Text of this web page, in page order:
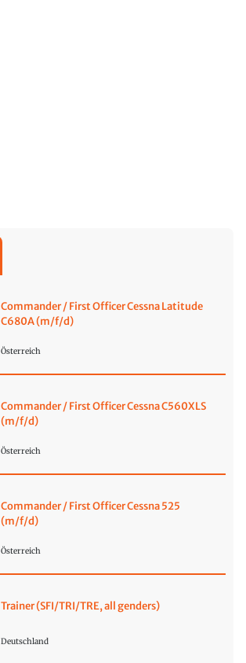
Commander / First Officer Cessna Latitude
C680A (m/f/d)
Österreich
Commander / First Officer Cessna C560XLS
(m/f/d)
Österreich
Commander / First Officer Cessna 525
(m/f/d)
Österreich
Trainer (SFI/TRI/TRE, all genders)
Deutschland